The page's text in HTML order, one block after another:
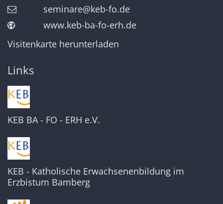
seminare@keb-fo.de
www.keb-ba-fo-erh.de
Visitenkarte herunterladen
Links
KEB BA - FO - ERH e.V.
KEB - Katholische Erwachsenenbildung im
Erzbistum Bamberg